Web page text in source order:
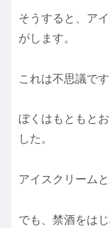
そうすると、ア
がします。
これは不思議です
ぼくはもともと
した。
アイスクリーム
でも、禁酒をは